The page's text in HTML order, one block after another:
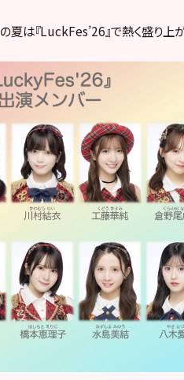
は『LuckFes’26』で熱く盛り上が